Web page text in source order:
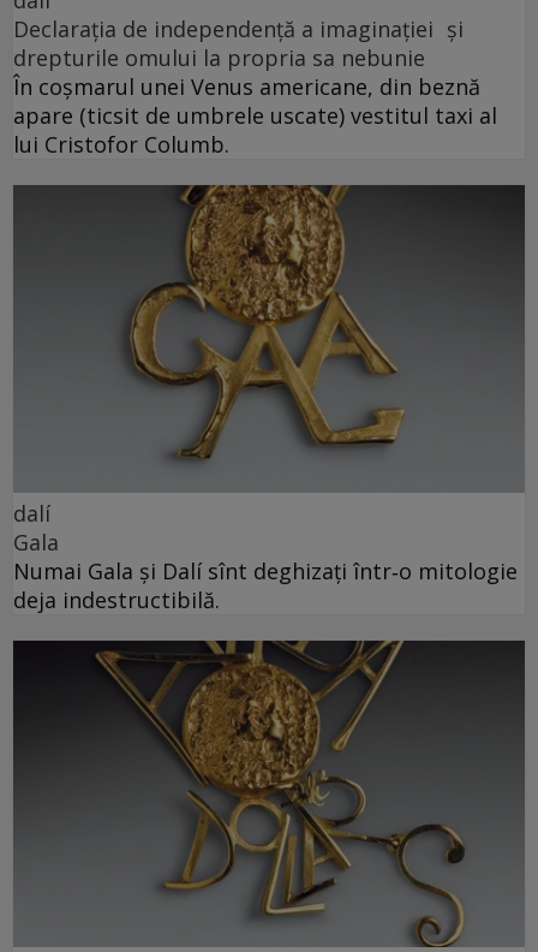
Declarația de independență a imaginației și
drepturile omului la propria sa nebunie
În coșmarul unei Venus americane, din beznă
apare (ticsit de umbrele uscate) vestitul taxi al
lui Cristofor Columb.
dalí
Gala
Numai Gala și Dalí sînt deghizați într‑o mitologie
deja indestructibilă.